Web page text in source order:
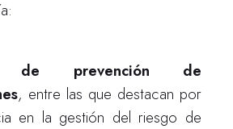
de prevención de
, entre las que destacan por
en la gestión del riesgo de